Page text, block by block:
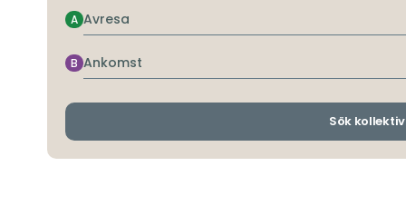
Avresa
A
Ankomst
B
Sök